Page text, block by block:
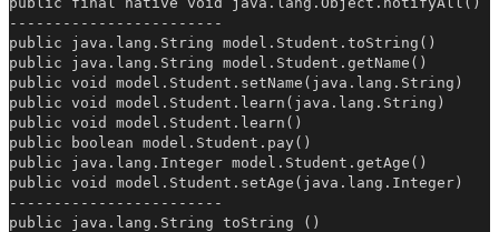
------------------------
public java.lang.String model.Student.toString()
public java.lang.String model.Student.getName()
public void model.Student.setName(java.lang.String)
public void model.Student.learn(java.lang.String)
public void model.Student.learn()
public boolean model.Student.pay()
public java.lang.Integer model.Student.getAge()
public void model.Student.setAge(java.lang.Integer)
------------------------
public java.lang.String toString ()